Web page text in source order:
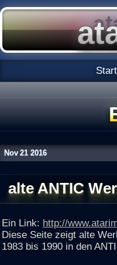
Nov 21 2016
alte ANTIC
Ein Link: http://
Diese Seite zeigt alte
1983 bis 1990 in den